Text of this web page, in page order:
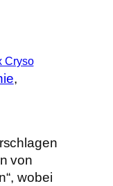
Cryso
von
wobei